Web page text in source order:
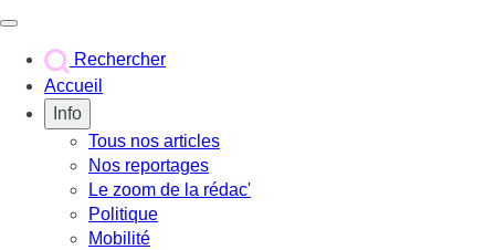
Rechercher
Accueil
Info
Tous nos articles
Nos reportages
Le zoom de la rédac'
Politique
Mobilité